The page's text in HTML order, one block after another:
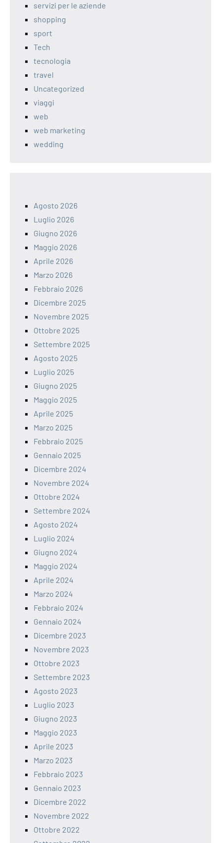
servizi per le aziende
shopping
sport
Tech
tecnologia
travel
Uncategorized
viaggi
web
web marketing
wedding
Agosto 2026
Luglio 2026
Giugno 2026
Maggio 2026
Aprile 2026
Marzo 2026
Febbraio 2026
Dicembre 2025
Novembre 2025
Ottobre 2025
Settembre 2025
Agosto 2025
Luglio 2025
Giugno 2025
Maggio 2025
Aprile 2025
Marzo 2025
Febbraio 2025
Gennaio 2025
Dicembre 2024
Novembre 2024
Ottobre 2024
Settembre 2024
Agosto 2024
Luglio 2024
Giugno 2024
Maggio 2024
Aprile 2024
Marzo 2024
Febbraio 2024
Gennaio 2024
Dicembre 2023
Novembre 2023
Ottobre 2023
Settembre 2023
Agosto 2023
Luglio 2023
Giugno 2023
Maggio 2023
Aprile 2023
Marzo 2023
Febbraio 2023
Gennaio 2023
Dicembre 2022
Novembre 2022
Ottobre 2022